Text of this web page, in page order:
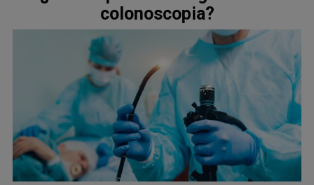
colonoscopia?